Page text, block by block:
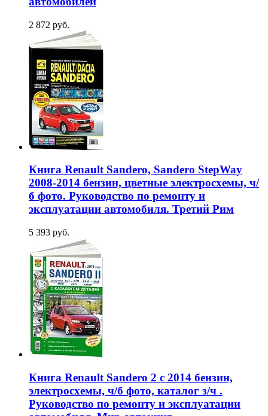
2 872 руб.
Книга Renault Sandero, Sandero StepWay
2008-2014 бензин, цветные электросхемы, ч/
б фото. Руководство по ремонту и
эксплуатации автомобиля. Третий Рим
5 393 руб.
Книга Renault Sandero 2 c 2014 бензин,
электросхемы, ч/б фото, каталог з/ч .
Руководство по ремонту и эксплуатации